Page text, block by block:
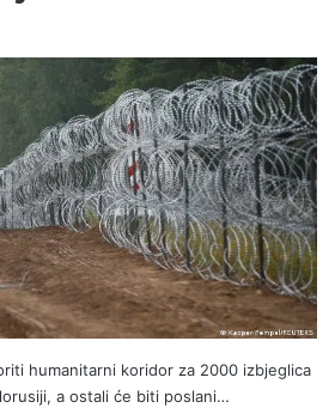
humanitarni koridor za 2000 izbjeglica
a ostali će biti poslani…